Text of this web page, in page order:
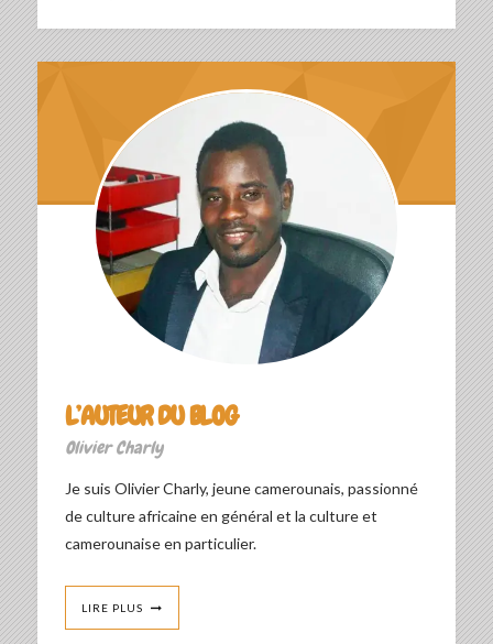
L’AUTEUR DU BLOG
Olivier Charly
Je suis Olivier Charly, jeune camerounais, passionné
de culture africaine en général et la culture et
camerounaise en particulier.
LIRE PLUS